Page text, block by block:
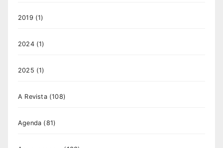
2019 (1)
2024(1)
2025 (1)
A Revista(108)
Agenda (81)